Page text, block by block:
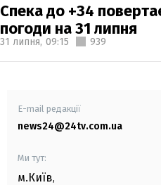
Спека до +34
погоди на 31 липня
31 липня, 09:15 939
E-mail редакції
news24@24tv.com.ua
Ми тут:
м.Київ,